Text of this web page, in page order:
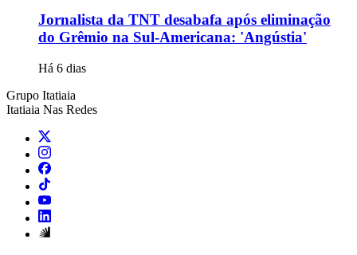
Jornalista da TNT desabafa após eliminação
do Grêmio na Sul-Americana: 'Angústia'
Há 6 dias
Grupo Itatiaia
Itatiaia Nas Redes